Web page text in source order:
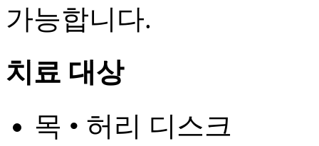
가능합니다.
치료 대상
목 • 허리 디스크